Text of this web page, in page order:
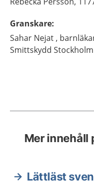
Granskare:
Sahar Nejat ,
Smittskydd Stockholm
Mer innehåll
Lättläst